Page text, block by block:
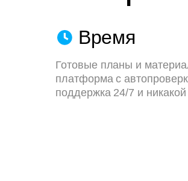
Время
Готовые планы и
платформа с
поддержка 24/7 и